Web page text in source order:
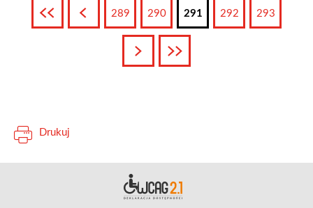
Pierwsza Poprzednia
289 290 291 292 293
Następna
Drukuj